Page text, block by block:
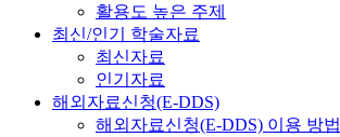
활용도 높은 주제
최신/인기 학술자료
최신자료
인기자료
해외자료신청(E-DDS)
해외자료신청(E-DDS) 이용 방법